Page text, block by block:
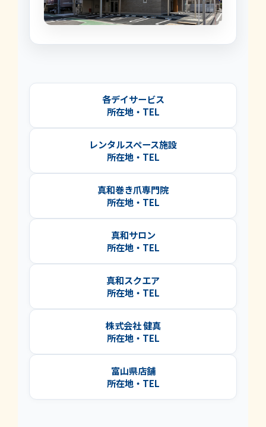
各デイサービス
所在地・TEL
レンタルスペース施設
所在地・TEL
真和巻き爪専門院
所在地・TEL
真和サロン
所在地・TEL
真和スクエア
所在地・TEL
株式会社 健真
所在地・TEL
富山県店舗
所在地・TEL